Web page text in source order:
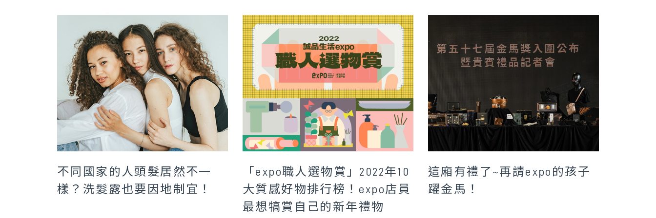
不同國家的人頭髮居然不一
樣？洗髮露也要因地制宜！
「expo職人選物賞」2022年10
大質感好物排行榜！expo店員
最想犒賞自己的新年禮物
這廂有禮了~再請expo的孩子
躍金馬！